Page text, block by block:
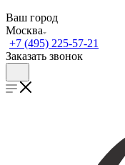
Ваш город
Москва
+7 (495) 225-57-21
Заказать звонок